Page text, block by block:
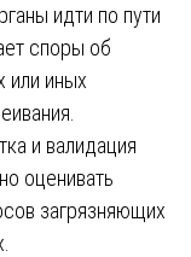
идти по пути
споры об
или иных
и валидация
оценивать
загрязняющих